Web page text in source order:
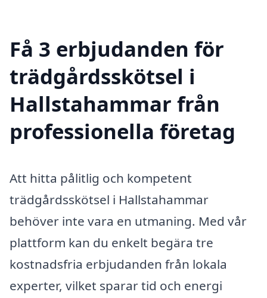
Få 3 erbjudanden för
trädgårdsskötsel i
Hallstahammar från
professionella företag
Att hitta pålitlig och kompetent
trädgårdsskötsel i Hallstahammar
behöver inte vara en utmaning. Med vår
plattform kan du enkelt begära tre
kostnadsfria erbjudanden från lokala
experter, vilket sparar tid och energi